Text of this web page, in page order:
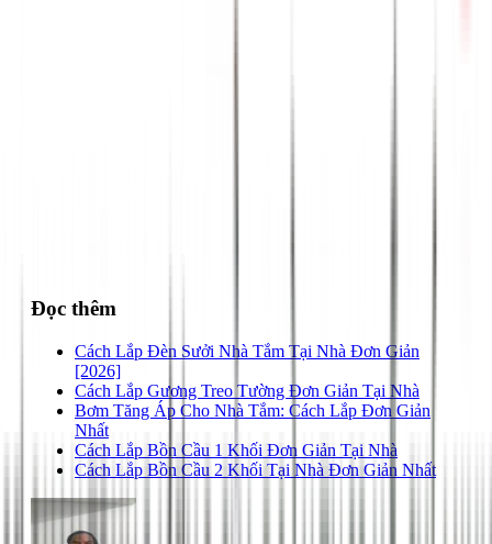
Đọc thêm
Cách Lắp Đèn Sưởi Nhà Tắm Tại Nhà Đơn Giản
[2026]
Cách Lắp Gương Treo Tường Đơn Giản Tại Nhà
Bơm Tăng Áp Cho Nhà Tắm: Cách Lắp Đơn Giản
Nhất
Cách Lắp Bồn Cầu 1 Khối Đơn Giản Tại Nhà
Cách Lắp Bồn Cầu 2 Khối Tại Nhà Đơn Giản Nhất